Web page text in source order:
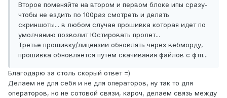
Второе поменяйте на втором и первом блоке ипы сразу-
чтобы не ездить по 100раз смотреть и делать
скриншоты... в любом случае прошивка которая идет по
умолчанию позволит Юстировать пролет...
Третье прошивку/лицензии обновлять через вебморду,
прошивка обновляется путем скачивания файлов с фтп...
Благодарю за столь скорый ответ =)
Делаем не для себя и не для операторов, ну так то для
операторов, но не сотовой связи, кароч, делаем связь между